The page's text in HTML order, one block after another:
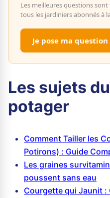
Les meilleures questions
tous les jardiniers abonnés à
Je pose ma
Les sujets
potager
Comment Tailler les
Potirons) : Guide
Les graines
poussent sans eau
Courgette qui Jaunit :